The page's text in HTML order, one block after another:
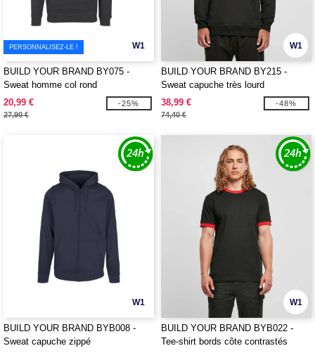
W1
PERSONNALISEZ-LE !
BUILD YOUR BRAND BY075 -
Sweat homme col rond
20,99 €
27,90 €
-25%
W1
BUILD YOUR BRAND BY215 -
Sweat capuche très lourd
38,99 €
74,40 €
-48%
W1
BUILD YOUR BRAND BYB008 -
Sweat capuche zippé
W1
BUILD YOUR BRAND BYB022 -
Tee-shirt bords côte contrastés